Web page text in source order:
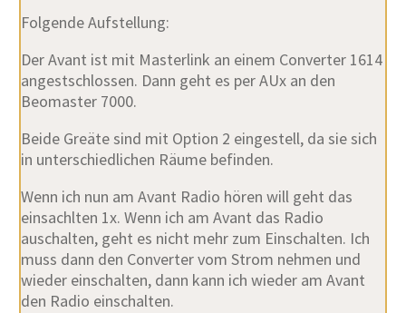
Folgende Aufstellung:
Der Avant ist mit Masterlink an einem Converter 1614
angestschlossen. Dann geht es per AUx an den
Beomaster 7000.
Beide Greäte sind mit Option 2 eingestell, da sie sich
in unterschiedlichen Räume befinden.
Wenn ich nun am Avant Radio hören will geht das
einsachlten 1x. Wenn ich am Avant das Radio
auschalten, geht es nicht mehr zum Einschalten. Ich
muss dann den Converter vom Strom nehmen und
wieder einschalten, dann kann ich wieder am Avant
den Radio einschalten.